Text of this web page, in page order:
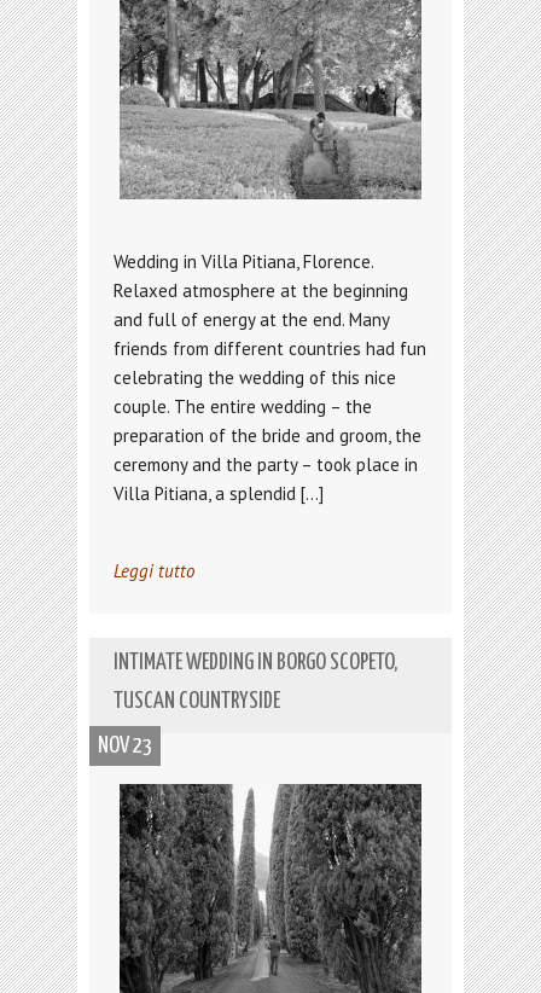
Wedding in Villa Pitiana, Florence.
Relaxed atmosphere at the beginning
and full of energy at the end. Many
friends from different countries had fun
celebrating the wedding of this nice
couple. The entire wedding – the
preparation of the bride and groom, the
ceremony and the party – took place in
Villa Pitiana, a splendid […]
Leggi tutto
INTIMATE WEDDING IN BORGO SCOPETO,
TUSCAN COUNTRYSIDE
NOV 23